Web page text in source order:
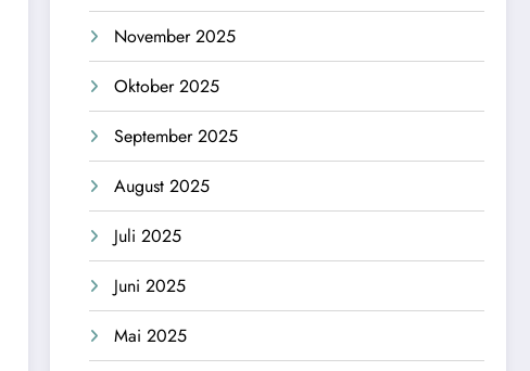
November 2025
Oktober 2025
September 2025
August 2025
Juli 2025
Juni 2025
Mai 2025